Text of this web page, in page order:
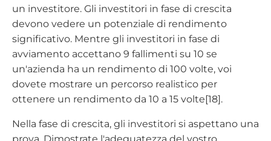
un investitore. Gli investitori in fase di crescita
devono vedere un potenziale di rendimento
significativo. Mentre gli investitori in fase di
avviamento accettano 9 fallimenti su 10 se
un'azienda ha un rendimento di 100 volte, voi
dovete mostrare un percorso realistico per
ottenere un rendimento da 10 a 15 volte[18].
Nella fase di crescita, gli investitori si aspettano una
prova. Dimostrate l'adeguatezza del vostro